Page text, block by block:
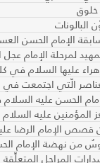
خلوق
البالونات
الإمام الحسن
لمرحلة الإمام عجل
عليها السلام
الّتي اجتمعت
الحسن عليه
المؤمنين عليه السلام
قصص الإمام الرضا
من نهضة الإمام
المراحل